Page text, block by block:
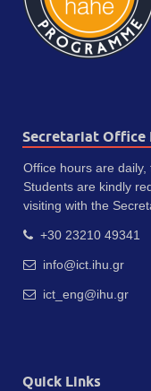
Secretariat Office
Office hours are daily,
Students are kindly
visiting with the
+30 23210 49341
info@ict.ihu.gr
ict_eng@ihu.gr
Quick Links